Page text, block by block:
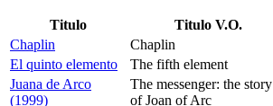
Titulo Titulo V.O.
Chaplin
Chaplin
El quinto elemento
The fifth element
Juana de Arco
(1999)
The messenger: the story
of Joan of Arc